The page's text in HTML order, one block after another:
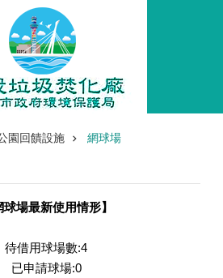
園回饋設施 網球場
球場最新使用情形】
待借用球場數:4
已申請球場:0